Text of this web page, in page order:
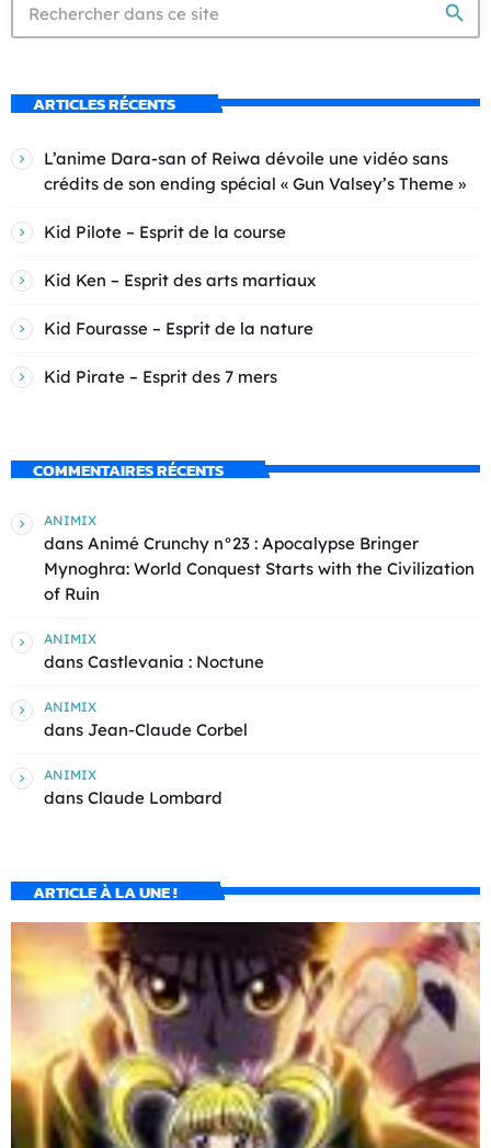
search
ARTICLES RÉCENTS
L’anime Dara-san of Reiwa dévoile une vidéo sans
crédits de son ending spécial « Gun Valsey’s Theme »
Kid Pilote – Esprit de la course
Kid Ken – Esprit des arts martiaux
Kid Fourasse – Esprit de la nature
Kid Pirate – Esprit des 7 mers
COMMENTAIRES RÉCENTS
ANIMIX
dans Animé Crunchy n°23 : Apocalypse Bringer
Mynoghra: World Conquest Starts with the Civilization
of Ruin
ANIMIX
dans Castlevania : Noctune
ANIMIX
dans Jean-Claude Corbel
ANIMIX
dans Claude Lombard
ARTICLE À LA UNE !